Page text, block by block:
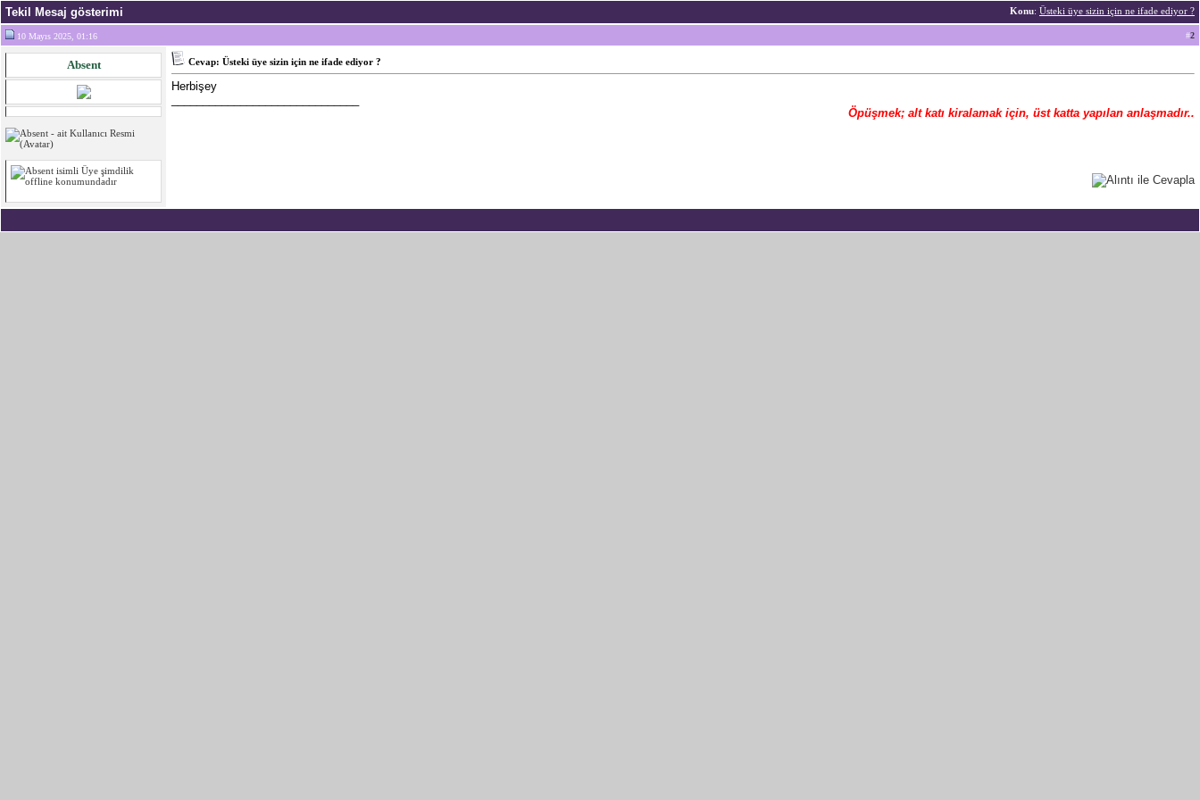
Konu: Üsteki üye sizin için ne ifade ediyor ?
Tekil Mesaj gösterimi
10 Mayıs 2025, 01:16 #2
Absent Cevap: Üsteki üye sizin için ne ifade ediyor ?
Herbişey
Öpüşmek; alt katı kiralamak için, üst katta yapılan anlaşmadır..